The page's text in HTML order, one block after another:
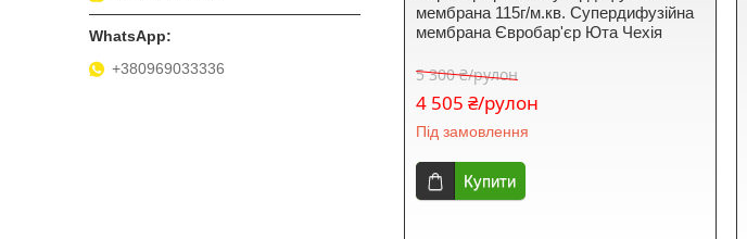
мембрана 115г/м.кв. Супердифузійна
мембрана Євробар'єр Юта Чехія
5 300 ₴/рулон
4 505 ₴/рулон
Під замовлення
Купити
+380969033336